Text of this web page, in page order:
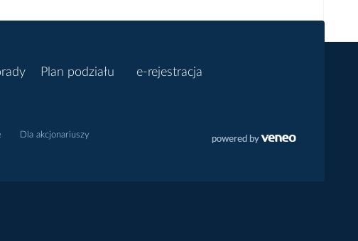
Plan podziału
e-rejestracja
Dla akcjonariuszy